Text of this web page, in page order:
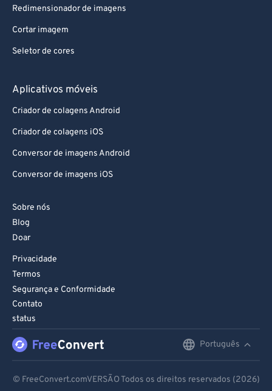
Redimensionador de imagens
Cortar imagem
Seletor de cores
Aplicativos móveis
Criador de colagens Android
Criador de colagens iOS
Conversor de imagens Android
Conversor de imagens iOS
Sobre nós
Blog
Doar
Privacidade
Termos
Segurança e Conformidade
Contato
status
Português
© FreeConvert.comVERSÃO Todos os direitos reservados (2026)